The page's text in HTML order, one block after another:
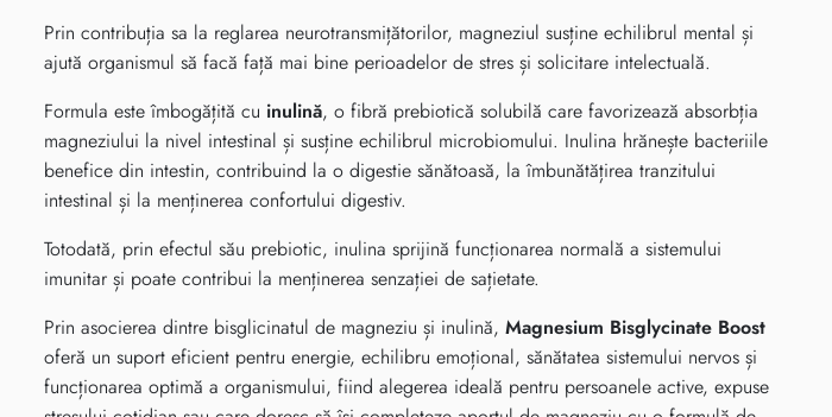
Prin contribuția sa la reglarea neurotransmițătorilor, magneziul susține echilibrul mental și
ajută organismul să facă față mai bine perioadelor de stres și solicitare intelectuală.
Formula este îmbogățită cu inulină, o fibră prebiotică solubilă care favorizează absorbția
magneziului la nivel intestinal și susține echilibrul microbiomului. Inulina hrănește bacteriile
benefice din intestin, contribuind la o digestie sănătoasă, la îmbunătățirea tranzitului
intestinal și la menținerea confortului digestiv.
Totodată, prin efectul său prebiotic, inulina sprijină funcționarea normală a sistemului
imunitar și poate contribui la menținerea senzației de sațietate.
Prin asocierea dintre bisglicinatul de magneziu și inulină, Magnesium Bisglycinate Boost
oferă un suport eficient pentru energie, echilibru emoțional, sănătatea sistemului nervos și
funcționarea optimă a organismului, fiind alegerea ideală pentru persoanele active, expuse